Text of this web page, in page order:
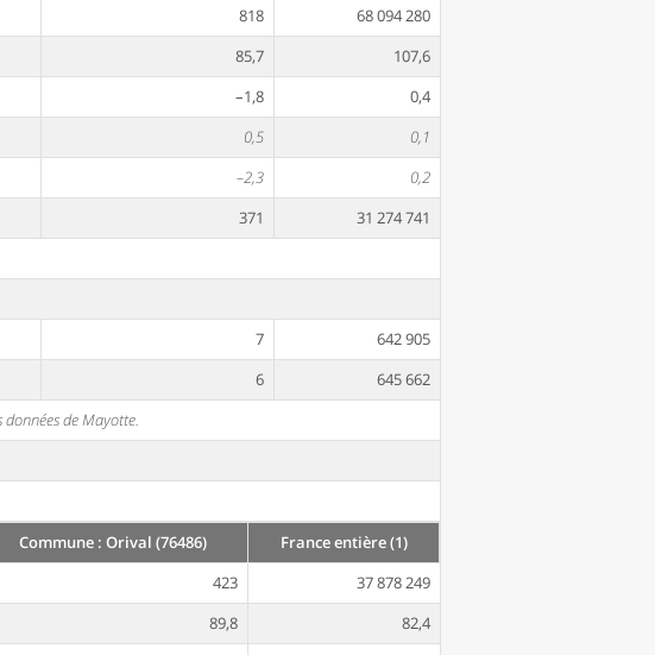
818
68 094 280
85,7
107,6
–1,8
0,4
0,5
0,1
–2,3
0,2
371
31 274 741
7
642 905
6
645 662
de Mayotte.
Commune : Orival (76486)
France entière (1)
423
37 878 249
89,8
82,4